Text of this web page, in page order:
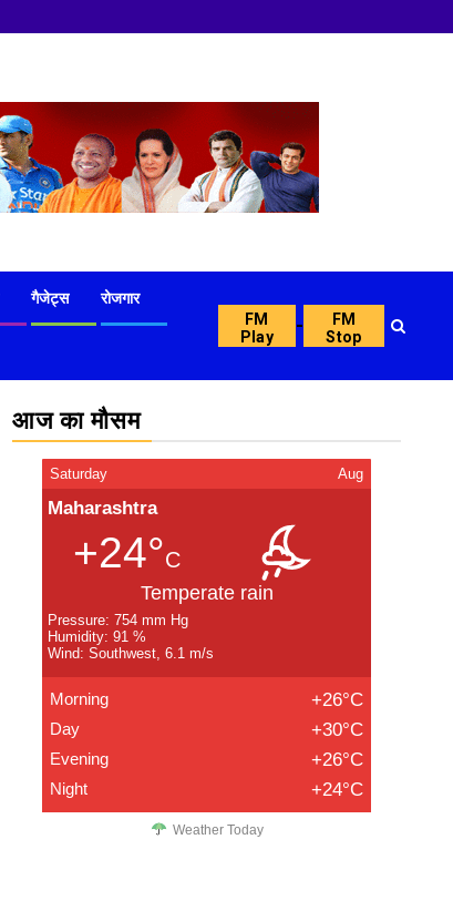
गैजेट्स रोजगार
FM
Play
-
FM
Stop
आज का मौसम
Saturday Aug
Maharashtra
+24°C
Temperate rain
Pressure: 754 mm Hg
Humidity: 91 %
Wind: Southwest, 6.1 m/s
Morning +26°C
Day +30°C
Evening +26°C
Night +24°C
Weather Today